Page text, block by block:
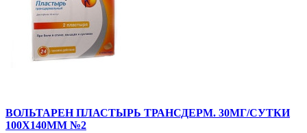
ВОЛЬТАРЕН ПЛАСТЫРЬ ТРАНСДЕРМ. 30МГ/СУТКИ
100Х140ММ №2